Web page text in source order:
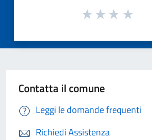
Contatta il comune
Leggi le domande frequenti
Richiedi Assistenza